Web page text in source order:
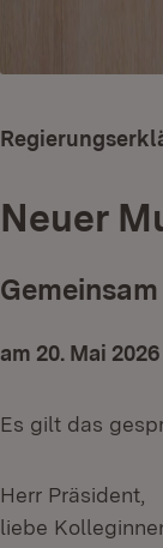
Neuer
am 20. Mai
Es gilt das
Herr Präsident,
liebe